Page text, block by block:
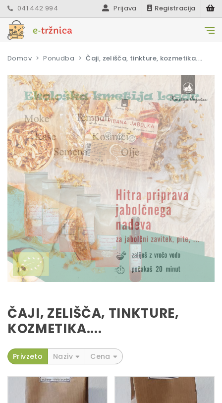
041 442 994 Prijava Registracija
Domov Ponudba Čaji, zelišča, tinkture, kozmetika....
ČAJI, ZELIŠČA, TINKTURE,
KOZMETIKA....
Privzeto Naziv Cena